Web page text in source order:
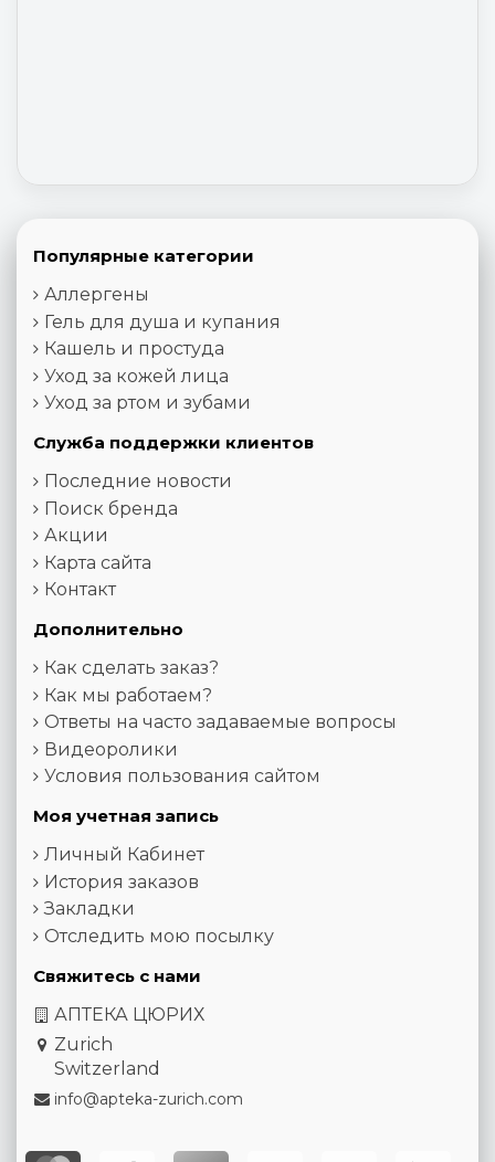
Популярные категории
Аллергены
Гель для душа и купания
Кашель и простуда
Уход за кожей лица
Уход за ртом и зубами
Служба поддержки клиентов
Последние новости
Поиск бренда
Акции
Карта сайта
Контакт
Дополнительно
Как сделать заказ?
Как мы работаем?
Ответы на часто задаваемые вопросы
Видеоролики
Условия пользования сайтом
Моя учетная запись
Личный Кабинет
История заказов
Закладки
Отследить мою посылку
Свяжитесь с нами
АПТЕКА ЦЮРИХ
Zurich
Switzerland
info@apteka-zurich.com